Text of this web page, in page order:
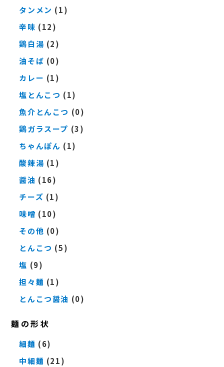
タンメン (1)
辛味 (12)
鶏白湯 (2)
油そば (0)
カレー (1)
塩とんこつ (1)
魚介とんこつ (0)
鶏ガラスープ (3)
ちゃんぽん (1)
酸辣湯 (1)
醤油 (16)
チーズ (1)
味噌 (10)
その他 (0)
とんこつ (5)
塩 (9)
担々麺 (1)
とんこつ醤油 (0)
麺の形状
細麺 (6)
中細麺 (21)